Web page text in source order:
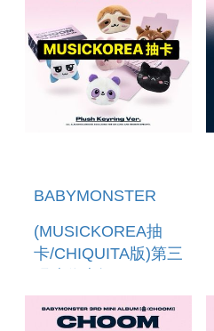
(韓國進口版)
BABYMONSTER
(MUSICKOREA抽
卡/CHIQUITA版)第三
「CHOOM(PLUSH
KEYRING VER.)」